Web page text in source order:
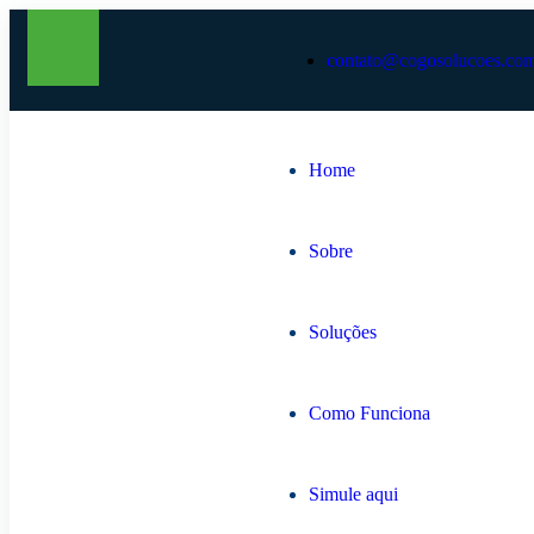
Home
Sobre
Soluções
Como Funciona
Simule aqui